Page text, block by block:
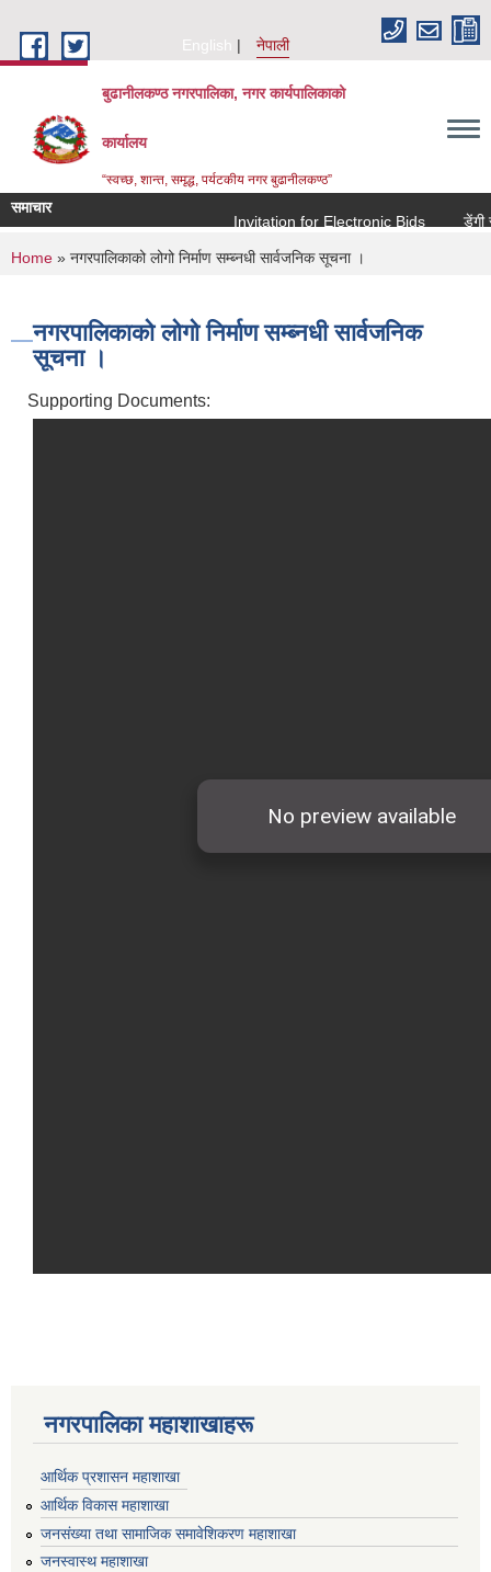
English
नेपाली
बुढानीलकण्ठ नगरपालिका, नगर कार्यपालिकाको
कार्यालय
“स्वच्छ, शान्त, समृद्ध, पर्यटकीय नगर बुढानीलकण्ठ”
समाचार
Invitation for Electronic Bids
डेंगी
You are here
Home » नगरपालिकाको लोगो निर्माण सम्ब्नधी सार्वजनिक सूचना ।
नगरपालिकाको लोगो निर्माण सम्ब्नधी सार्वजनिक
सूचना ।
Supporting Documents:
नगरपालिका महाशाखाहरू
आर्थिक प्रशासन महाशाखा
आर्थिक विकास महाशाखा
जनसंख्या तथा सामाजिक समावेशिकरण महाशाखा
जनस्वास्थ महाशाखा